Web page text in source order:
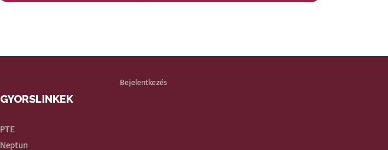
GYORSLINKEK
PTE
Neptun
Bejelentkezés